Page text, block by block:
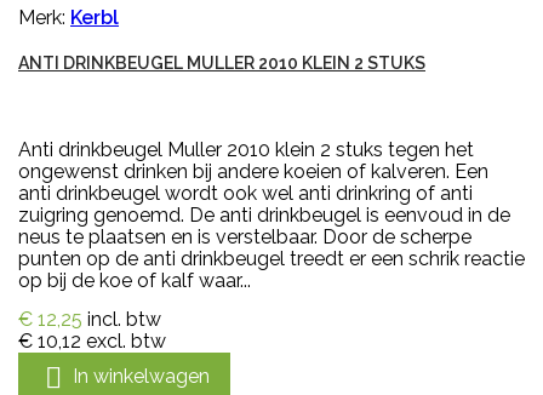
Merk: Kerbl
ANTI DRINKBEUGEL MULLER 2010 KLEIN 2 STUKS
Anti drinkbeugel Muller 2010 klein 2 stuks tegen het
ongewenst drinken bij andere koeien of kalveren. Een
anti drinkbeugel wordt ook wel anti drinkring of anti
zuigring genoemd. De anti drinkbeugel is eenvoud in de
neus te plaatsen en is verstelbaar. Door de scherpe
punten op de anti drinkbeugel treedt er een schrik reactie
op bij de koe of kalf waar...
€ 12,25 incl. btw
€ 10,12 excl. btw
 In winkelwagen